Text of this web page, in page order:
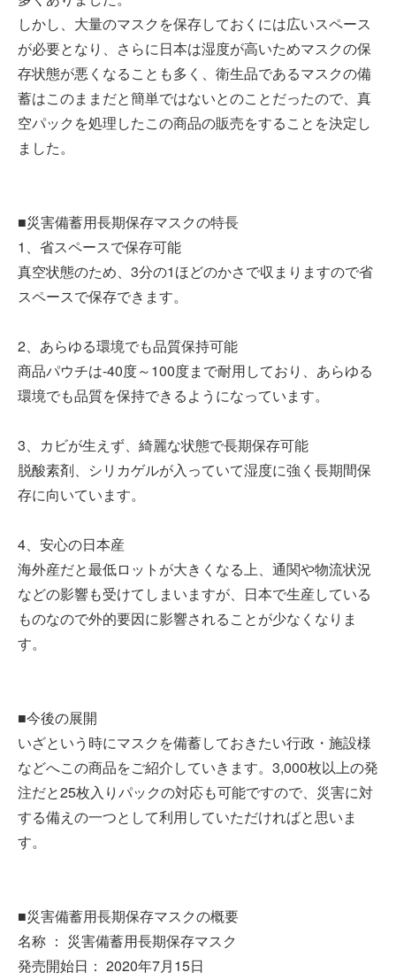
しかし、大量のマスクを保存しておくには広いスペース
が必要となり、さらに日本は湿度が高いためマスクの保
存状態が悪くなることも多く、衛生品であるマスクの備
蓄はこのままだと簡単ではないとのことだったので、真
空パックを処理したこの商品の販売をすることを決定し
ました。
■災害備蓄用長期保存マスクの特長
1、省スペースで保存可能
真空状態のため、3分の1ほどのかさで収まりますので省
スペースで保存できます。
2、あらゆる環境でも品質保持可能
商品パウチは-40度～100度まで耐用しており、あらゆる
環境でも品質を保持できるようになっています。
3、カビが生えず、綺麗な状態で長期保存可能
脱酸素剤、シリカゲルが入っていて湿度に強く長期間保
存に向いています。
4、安心の日本産
海外産だと最低ロットが大きくなる上、通関や物流状況
などの影響も受けてしまいますが、日本で生産している
ものなので外的要因に影響されることが少なくなりま
す。
■今後の展開
いざという時にマスクを備蓄しておきたい行政・施設様
などへこの商品をご紹介していきます。3,000枚以上の発
注だと25枚入りパックの対応も可能ですので、災害に対
する備えの一つとして利用していただければと思いま
す。
■災害備蓄用長期保存マスクの概要
名称 ： 災害備蓄用長期保存マスク
発売開始日： 2020年7月15日